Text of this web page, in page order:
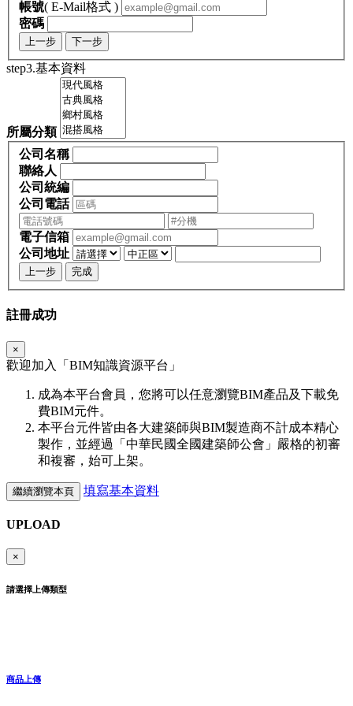
帳號( E-Mail格式 )
密碼
上一步 下一步
step3.基本資料
所屬分類
公司名稱
聯絡人
公司統編
公司電話
電子信箱
公司地址
上一步 完成
註冊成功
×
歡迎加入「 BIM知識資源平台」
成為本平台會員，您將可以任意瀏覽BIM產品及下載免
費BIM元件。
本平台元件皆由各大建築師與BIM製造商不計成本精心
製作，並經過「中華民國全國建築師公會」嚴格的初審
和複審，始可上架。
繼續瀏覽本頁 填寫基本資料
UPLOAD
×
請選擇上傳類型
商品上傳